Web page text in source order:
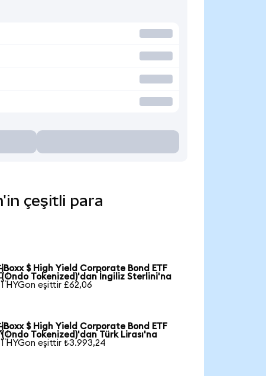
çeşitli para
iBoxx $ High Yield Corporate Bond ETF
(Ondo Tokenized)'dan İngiliz Sterlini'na
1 HYGon eşittir £62,06
iBoxx $ High Yield Corporate Bond ETF
(Ondo Tokenized)'dan Türk Lirası'na
1 HYGon eşittir ₺3.993,24